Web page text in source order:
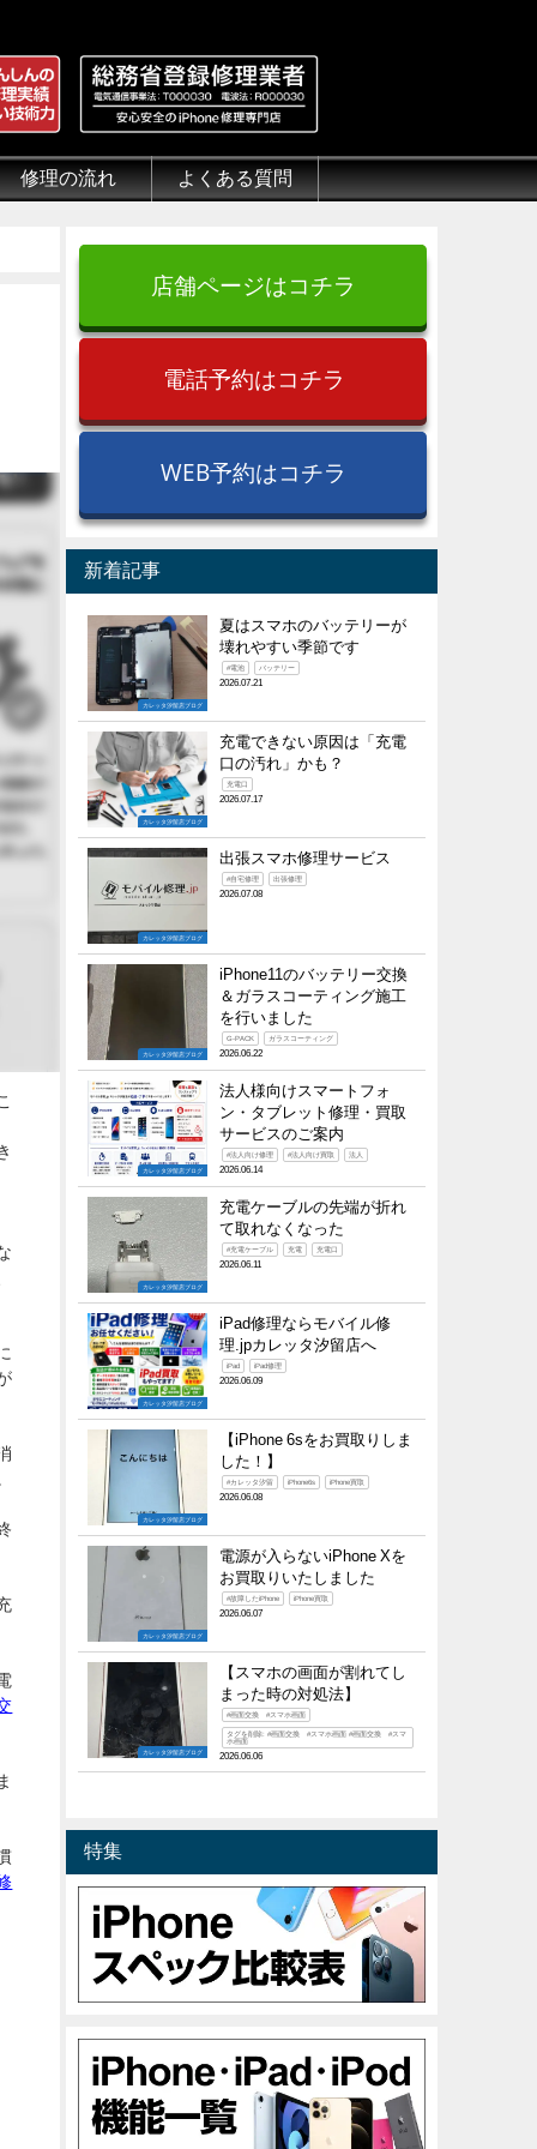
修理の流れ よくある質問
店舗ページはコチラ
電話予約はコチラ
WEB予約はコチラ
新着記事
カレッタ汐留店ブログ
夏はスマホのバッテリーが
壊れやすい季節です
#電池 バッテリー
2026.07.21
カレッタ汐留店ブログ
充電できない原因は「充電
口の汚れ」かも？
充電口
2026.07.17
カレッタ汐留店ブログ
出張スマホ修理サービス
#自宅修理 出張修理
2026.07.08
カレッタ汐留店ブログ
iPhone11のバッテリー交換
＆ガラスコーティング施工
を行いました
G-PACK ガラスコーティング
2026.06.22
カレッタ汐留店ブログ
法人様向けスマートフォ
ン・タブレット修理・買取
サービスのご案内
#法人向け修理 #法人向け買取 法人
2026.06.14
カレッタ汐留店ブログ
充電ケーブルの先端が折れ
て取れなくなった
#充電ケーブル 充電 充電口
2026.06.11
カレッタ汐留店ブログ
iPad修理ならモバイル修
理.jpカレッタ汐留店へ
iPad iPad修理
2026.06.09
カレッタ汐留店ブログ
【iPhone 6sをお買取りしま
した！】
#カレッタ汐留 iPhone6s iPhone買取
2026.06.08
カレッタ汐留店ブログ
電源が入らないiPhone Xを
お買取りいたしました
#故障したiPhone iPhone買取
2026.06.07
カレッタ汐留店ブログ
【スマホの画面が割れてし
まった時の対処法】
#画面交換 #スマホ画面
タグを削除: #画面交換 #スマホ画面 #画面交換 #スマ
ホ画面
2026.06.06
特集